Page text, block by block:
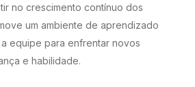
no crescimento contínuo dos
um ambiente de aprendizado
equipe para enfrentar novos
e habilidade.